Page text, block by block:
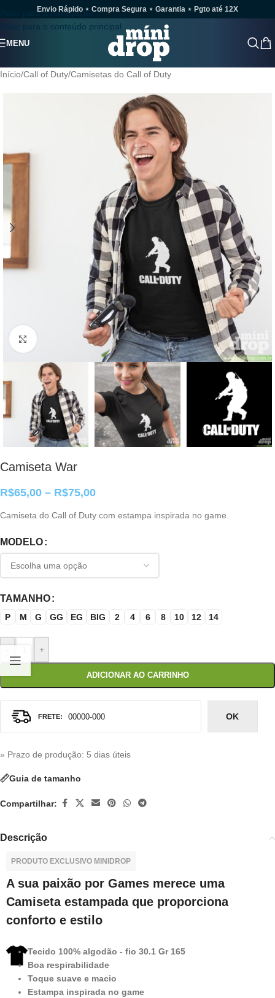
Pular para a navegação
Pular para o conteúdo principal
Envio Rápido ⋆ Compra Segura ⋆ Garantia ⋆ Pgto até 12X
MENU
Início/Call of Duty/Camisetas do Call of Duty
Clique para ampliar
Camiseta War
R$65,00 – R$75,00
Camiseta do Call of Duty com estampa inspirada no game.
MODELO
TAMANHO
P M G GG EG BIG 2 4 6 8 10 12 14
+
ADICIONAR AO CARRINHO
OK
» Prazo de produção: 5 dias úteis
Guia de tamanho
Compartilhar:
Descrição
PRODUTO EXCLUSIVO MINIDROP
A sua paixão por Games merece uma
Camiseta estampada que proporciona
conforto e estilo
Tecido 100% algodão - fio 30.1 Gr 165
Boa respirabilidade
Toque suave e macio
Estampa inspirada no game